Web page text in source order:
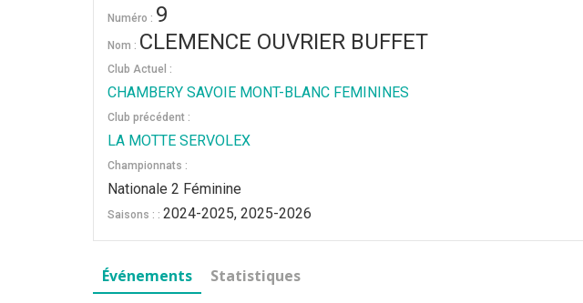
Numéro : 9
Nom : CLEMENCE OUVRIER BUFFET
Club Actuel :
CHAMBERY SAVOIE MONT-BLANC FEMININES
Club précédent :
LA MOTTE SERVOLEX
Championnats :
Nationale 2 Féminine
Saisons : : 2024-2025, 2025-2026
Événements Statistiques